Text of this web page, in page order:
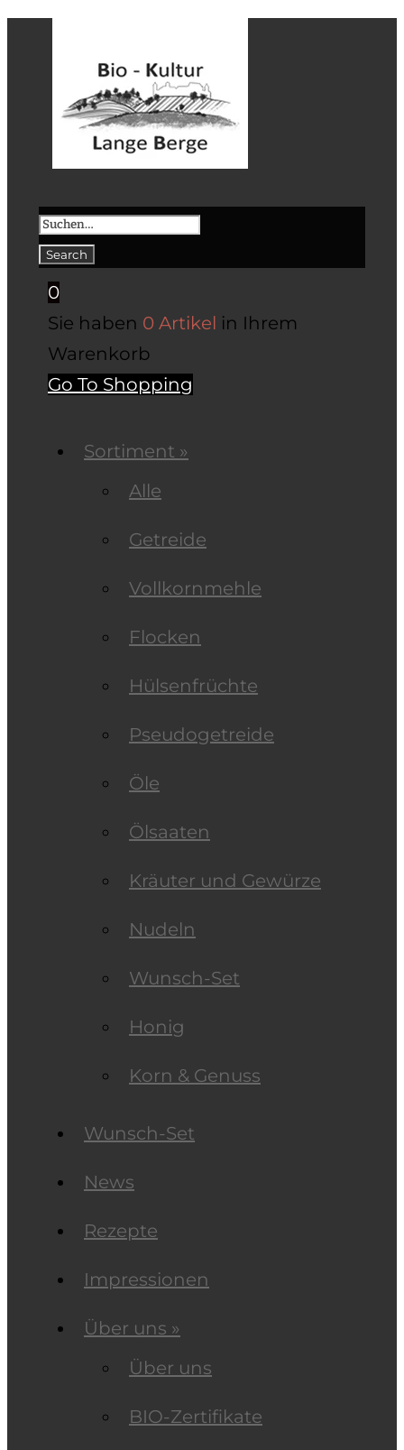
0
Sie haben 0 Artikel in Ihrem
Warenkorb
Go To Shopping
Sortiment »
Alle
Getreide
Vollkornmehle
Flocken
Hülsenfrüchte
Pseudogetreide
Öle
Ölsaaten
Kräuter und Gewürze
Nudeln
Wunsch-Set
Honig
Korn & Genuss
Wunsch-Set
News
Rezepte
Impressionen
Über uns »
Über uns
BIO-Zertifikate